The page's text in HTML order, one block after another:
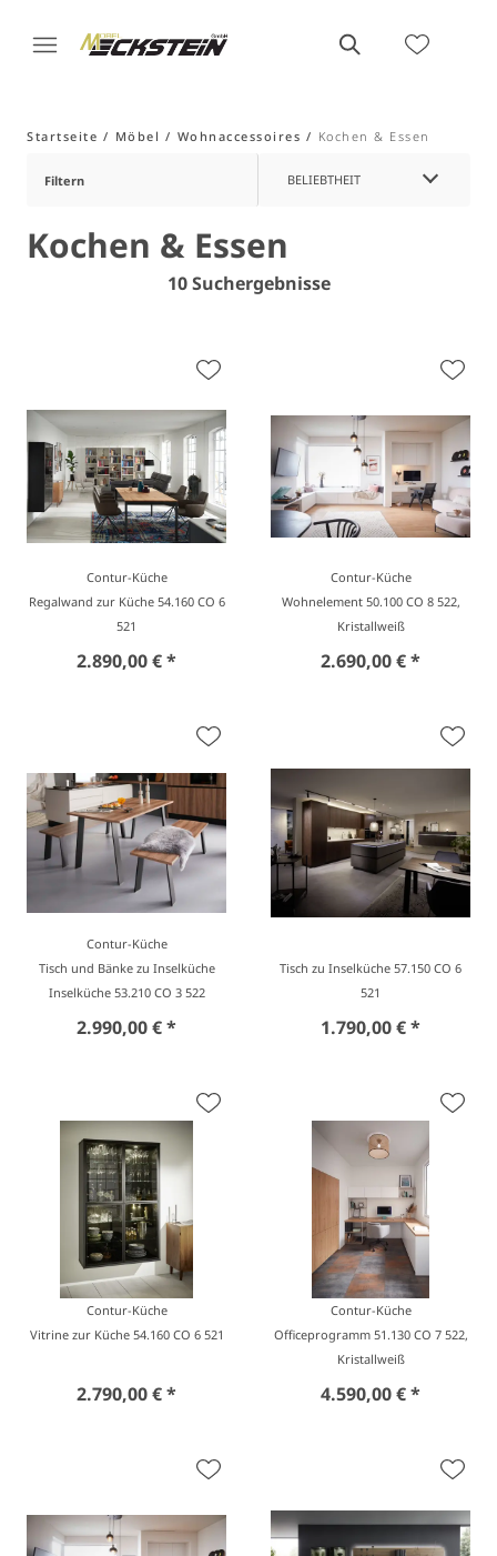
Startseite Möbel Wohnaccessoires Kochen & Essen
Filtern BELIEBTHEIT
Kochen & Essen
10 Suchergebnisse
Contur-Küche
Regalwand zur Küche 54.160 CO 6
521
2.890,00 € *
Contur-Küche
Wohnelement 50.100 CO 8 522,
Kristallweiß
2.690,00 € *
Contur-Küche
Tisch und Bänke zu Inselküche
Inselküche 53.210 CO 3 522
2.990,00 € *
Tisch zu Inselküche 57.150 CO 6
521
1.790,00 € *
Contur-Küche
Vitrine zur Küche 54.160 CO 6 521
2.790,00 € *
Contur-Küche
Officeprogramm 51.130 CO 7 522,
Kristallweiß
4.590,00 € *